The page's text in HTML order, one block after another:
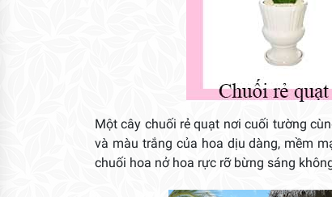
Một cây chuối rẻ quạt nơi cuối tường
và màu trắng của hoa dịu dàng, mềm
chuối hoa nở hoa rực rỡ bừng sáng